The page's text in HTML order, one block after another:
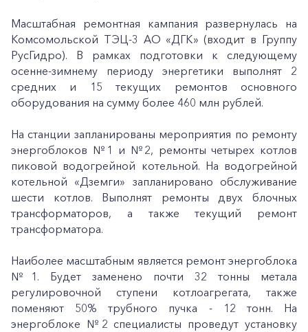
Масштабная ремонтная кампания развернулась на
Комсомольской ТЭЦ-3 АО «ДГК» (входит в Группу
РусГидро). В рамках подготовки к следующему
осенне-зимнему периоду энергетики выполнят 2
средних и 15 текущих ремонтов основного
оборудования на сумму более 460 млн рублей.
На станции запланированы мероприятия по ремонту
энергоблоков №1 и №2, ремонты четырех котлов
пиковой водогрейной котельной. На водогрейной
котельной «Дземги» запланировано обслуживание
шести котлов. Выполнят ремонты двух блочных
трансформаторов, а также текущий ремонт
трансформатора.
Наиболее масштабным является ремонт энергоблока
№1. Будет заменено почти 32 тонны метала
регулировочной ступени котлоагрегата, также
поменяют 50% трубного пучка - 12 тонн. На
энергоблоке №2 специалисты проведут установку